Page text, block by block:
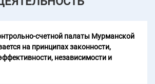
счетной палаты Мурманской
на принципах законности,
независимости и